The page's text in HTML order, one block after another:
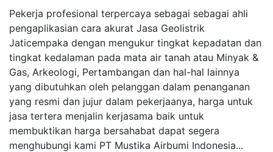
Pekerja profesional terpercaya sebagai sebagai ahli
pengaplikasian cara akurat Jasa Geolistrik
Jaticempaka dengan mengukur tingkat kepadatan dan
tingkat kedalaman pada mata air tanah atau Minyak &
Gas, Arkeologi, Pertambangan dan hal-hal lainnya
yang dibutuhkan oleh pelanggan dalam penanganan
yang resmi dan jujur dalam pekerjaanya, harga untuk
jasa tertera menjalin kerjasama baik untuk
membuktikan harga bersahabat dapat segera
menghubungi kami PT Mustika Airbumi Indonesia...